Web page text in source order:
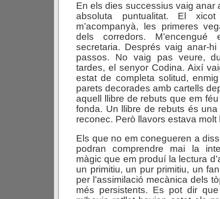
En els dies successius vaig anar
absoluta puntualitat. El
m’acompanyà, les primeres
dels corredors.
secretaria. Després vaig anar-
passos. No vaig pas veure,
tardes, el senyor Codina. Així
estat de completa solitud,
parets decorades amb cartells
aquell llibre de rebuts que em
fonda. Un llibre de rebuts és
reconec. Però llavors estava
Els que no em conegueren a
podran comprendre mai la
màgic que em produí la lectura
un primitiu, un pur primitiu, un
per l’assimilació mecànica dels
més persistents. Es pot dir